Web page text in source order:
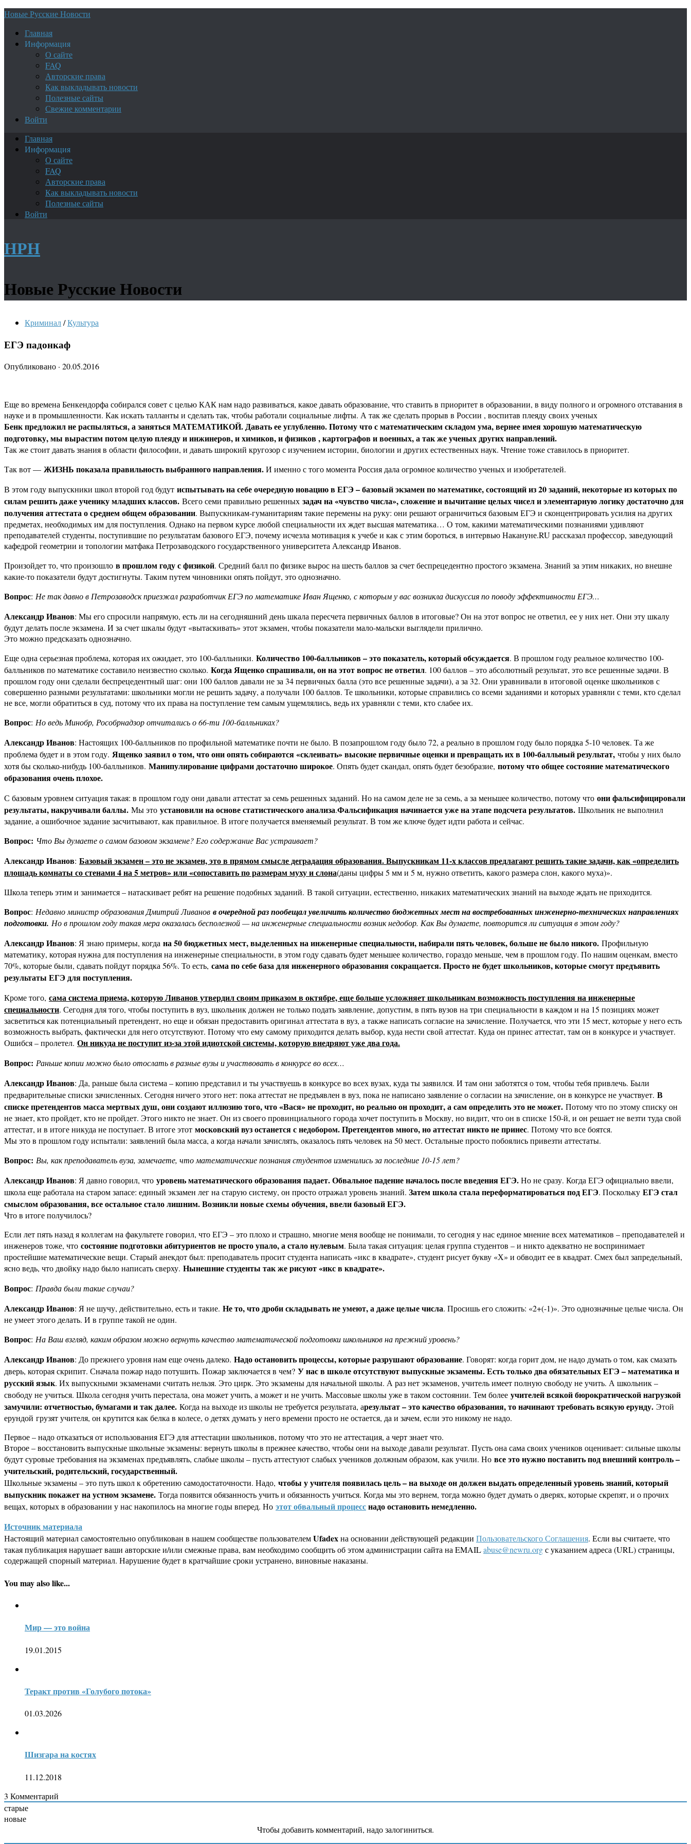
Новые Русские Новости
Главная
Информация
О сайте
FAQ
Авторские права
Как выкладывать новости
Полезные сайты
Свежие комментарии
Войти
Главная
Информация
О сайте
FAQ
Авторские права
Как выкладывать новости
Полезные сайты
Войти
НРН
Новые Русские Новости
Криминал/Культура
ЕГЭ падонкаф
Опубликовано · 20.05.2016
Еще во времена Бенкендорфа собирался совет с целью КАК нам надо развиваться, какое давать образование, что ставить в приоритет в образовании, в виду полного и огромного отставания в
науке и в промышленности. Как искать талланты и сделать так, чтобы работали социальные лифты. А так же сделать прорыв в России , воспитав плеяду своих ученых
Бенк предложил не распыляться, а заняться МАТЕМАТИКОЙ. Давать ее углубленно. Потому что с математическим складом ума, вернее имея хорошую математическую
подготовку, мы вырастим потом целую плеяду и инжинеров, и химиков, и физиков , картографов и военных, а так же ученых других направлений.
Так же стоит давать знания в области философии, и давать широкий кругозор с изучением истории, биологии и других естественных наук. Чтение тоже ставилось в приоритет.
Так вот — ЖИЗНЬ показала правильность выбранного направления.И именно с того момента Россия дала огромное количество ученых и изобретателей.
В этом году выпускники школ второй год будут испытывать на себе очередную новацию в ЕГЭ – базовый экзамен по математике, состоящий из 20 заданий, некоторые из которых по
силам решить даже ученику младших классов. Всего семи правильно решенных задач на «чувство числа», сложение и вычитание целых чисел и элементарную логику достаточно для
получения аттестата о среднем общем образовании. Выпускникам-гуманитариям такие перемены на руку: они решают ограничиться базовым ЕГЭ и сконцентрировать усилия на других
предметах, необходимых им для поступления. Однако на первом курсе любой специальности их ждет высшая математика… О том, какими математическими познаниями удивляют
преподавателей студенты, поступившие по результатам базового ЕГЭ, почему исчезла мотивация к учебе и как с этим бороться, в интервью Накануне.RU рассказал профессор, заведующий
кафедрой геометрии и топологии матфака Петрозаводского государственного университета Александр Иванов.
Произойдет то, что произошло в прошлом году с физикой. Средний балл по физике вырос на шесть баллов за счет беспрецедентно простого экзамена. Знаний за этим никаких, но внешне
какие-то показатели будут достигнуты. Таким путем чиновники опять пойдут, это однозначно.
Вопрос: Не так давно в Петрозаводск приезжал разработчик ЕГЭ по математике Иван Ященко, с которым у вас возникла дискуссия по поводу эффективности ЕГЭ…
Александр Иванов: Мы его спросили напрямую, есть ли на сегодняшний день шкала пересчета первичных баллов в итоговые? Он на этот вопрос не ответил, ее у них нет. Они эту шкалу
будут делать после экзамена. И за счет шкалы будут «вытаскивать» этот экзамен, чтобы показатели мало-мальски выглядели прилично.
Это можно предсказать однозначно.
Еще одна серьезная проблема, которая их ожидает, это 100-балльники. Количество 100-балльников – это показатель, который обсуждается. В прошлом году реальное количество 100-
балльников по математике составило неизвестно сколько. Когда Ященко спрашивали, он на этот вопрос не ответил. 100 баллов – это абсолютный результат, это все решенные задачи. В
прошлом году они сделали беспрецедентный шаг: они 100 баллов давали не за 34 первичных балла (это все решенные задачи), а за 32. Они уравнивали в итоговой оценке школьников с
совершенно разными результатами: школьники могли не решить задачу, а получали 100 баллов. Те школьники, которые справились со всеми заданиями и которых уравняли с теми, кто сделал
не все, могли обратиться в суд, потому что их права на поступление тем самым ущемлялись, ведь их уравняли с теми, кто слабее их.
Вопрос: Но ведь Минобр, Рособрнадзор отчитались о 66-ти 100-балльниках?
Александр Иванов: Настоящих 100-балльников по профильной математике почти не было. В позапрошлом году было 72, а реально в прошлом году было порядка 5-10 человек. Та же
проблема будет и в этом году. Ященко заявил о том, что они опять собираются «склеивать» высокие первичные оценки и превращать их в 100-балльный результат, чтобы у них было
хотя бы сколько-нибудь 100-балльников. Манипулирование цифрами достаточно широкое. Опять будет скандал, опять будет безобразие, потому что общее состояние математического
образования очень плохое.
С базовым уровнем ситуация такая: в прошлом году они давали аттестат за семь решенных заданий. Но на самом деле не за семь, а за меньшее количество, потому что они фальсифицировали
результаты, накручивали баллы. Мы это установили на основе статистического анализа.Фальсификация начинается уже на этапе подсчета результатов. Школьник не выполнил
задание, а ошибочное задание засчитывают, как правильное. В итоге получается вменяемый результат. В том же ключе будет идти работа и сейчас.
Вопрос: Что Вы думаете о самом базовом экзамене? Его содержание Вас устраивает?
Александр Иванов: Базовый экзамен – это не экзамен, это в прямом смысле деградация образования. Выпускникам 11-х классов предлагают решить такие задачи, как «определить
площадь комнаты со стенами 4 на 5 метров» или «сопоставить по размерам муху и слона(даны цифры 5 мм и 5 м, нужно ответить, какого размера слон, какого муха)».
Школа теперь этим и занимается – натаскивает ребят на решение подобных заданий. В такой ситуации, естественно, никаких математических знаний на выходе ждать не приходится.
Вопрос: Недавно министр образования Дмитрий Ливанов в очередной раз пообещал увеличить количество бюджетных мест на востребованных инженерно-технических направлениях
подготовки. Но в прошлом году такая мера оказалась бесполезной — на инженерные специальности возник недобор. Как Вы думаете, повторится ли ситуация в этом году?
Александр Иванов: Я знаю примеры, когда на 50 бюджетных мест, выделенных на инженерные специальности, набирали пять человек, больше не было никого. Профильную
математику, которая нужна для поступления на инженерные специальности, в этом году сдавать будет меньшее количество, гораздо меньше, чем в прошлом году. По нашим оценкам, вместо
70%, которые были, сдавать пойдут порядка 56%. То есть, сама по себе база для инженерного образования сокращается. Просто не будет школьников, которые смогут предъявить
результаты ЕГЭ для поступления.
Кроме того, сама система приема, которую Ливанов утвердил своим приказом в октябре, еще больше усложняет школьникам возможность поступления на инженерные
специальности. Сегодня для того, чтобы поступить в вуз, школьник должен не только подать заявление, допустим, в пять вузов на три специальности в каждом и на 15 позициях может
засветиться как потенциальный претендент, но еще и обязан предоставить оригинал аттестата в вуз, а также написать согласие на зачисление. Получается, что эти 15 мест, которые у него есть
возможность выбрать, фактически для него отсутствуют. Потому что ему самому приходится делать выбор, куда нести свой аттестат. Куда он принес аттестат, там он в конкурсе и участвует.
Ошибся – пролетел. Он никуда не поступит из-за этой идиотской системы, которую внедряют уже два года.
Вопрос: Раньше копии можно было отослать в разные вузы и участвовать в конкурсе во всех…
Александр Иванов: Да, раньше была система – копию представил и ты участвуешь в конкурсе во всех вузах, куда ты заявился. И там они заботятся о том, чтобы тебя привлечь. Были
предварительные списки зачисленных. Сегодня ничего этого нет: пока аттестат не предъявлен в вуз, пока не написано заявление о согласии на зачисление, он в конкурсе не участвует. В
списке претендентов масса мертвых душ, они создают иллюзию того, что «Вася» не проходит, но реально он проходит, а сам определить это не может. Потому что по этому списку он
не знает, кто пройдет, кто не пройдет. Этого никто не знает. Он из своего провинциального города хочет поступить в Москву, но видит, что он в списке 150-й, и он решает не везти туда свой
аттестат, и в итоге никуда не поступает. В итоге этот московский вуз останется с недобором. Претендентов много, но аттестат никто не принес. Потому что все боятся.
Мы это в прошлом году испытали: заявлений была масса, а когда начали зачислять, оказалось пять человек на 50 мест. Остальные просто побоялись привезти аттестаты.
Вопрос: Вы, как преподаватель вуза, замечаете, что математические познания студентов изменились за последние 10-15 лет?
Александр Иванов: Я давно говорил, что уровень математического образования падает. Обвальное падение началось после введения ЕГЭ.Но не сразу. Когда ЕГЭ официально ввели,
школа еще работала на старом запасе: единый экзамен лег на старую систему, он просто отражал уровень знаний. Затем школа стала переформатироваться под ЕГЭ. Поскольку ЕГЭ стал
смыслом образования, все остальное стало лишним. Возникли новые схемы обучения, ввели базовый ЕГЭ.
Что в итоге получилось?
Если лет пять назад я коллегам на факультете говорил, что ЕГЭ – это плохо и страшно, многие меня вообще не понимали, то сегодня у нас единое мнение всех математиков – преподавателей и
инженеров тоже, что состояние подготовки абитуриентов не просто упало, а стало нулевым. Была такая ситуация: целая группа студентов – и никто адекватно не воспринимает
простейшие математические вещи. Старый анекдот был: преподаватель просит студента написать «икс в квадрате», студент рисует букву «Х» и обводит ее в квадрат. Смех был запредельный,
ясно ведь, что двойку надо было написать сверху. Нынешние студенты так же рисуют «икс в квадрате».
Вопрос: Правда были такие случаи?
Александр Иванов: Я не шучу, действительно, есть и такие. Не то, что дроби складывать не умеют, а даже целые числа. Просишь его сложить: «2+(-1)». Это однозначные целые числа. Он
не умеет этого делать. И в группе такой не один.
Вопрос: На Ваш взгляд, каким образом можно вернуть качество математической подготовки школьников на прежний уровень?
Александр Иванов: До прежнего уровня нам еще очень далеко. Надо остановить процессы, которые разрушают образование. Говорят: когда горит дом, не надо думать о том, как смазать
дверь, которая скрипит. Сначала пожар надо потушить. Пожар заключается в чем? У нас в школе отсутствуют выпускные экзамены. Есть только два обязательных ЕГЭ – математика и
русский язык. Их выпускными экзаменами считать нельзя. Это цирк. Это экзамены для начальной школы. А раз нет экзаменов, учитель имеет полную свободу не учить. А школьник –
свободу не учиться. Школа сегодня учить перестала, она может учить, а может и не учить. Массовые школы уже в таком состоянии. Тем более учителей всякой бюрократической нагрузкой
замучили: отчетностью, бумагами и так далее. Когда на выходе из школы не требуется результата, арезультат – это качество образования, то начинают требовать всякую ерунду. Этой
ерундой грузят учителя, он крутится как белка в колесе, о детях думать у него времени просто не остается, да и зачем, если это никому не надо.
Первое – надо отказаться от использования ЕГЭ для аттестации школьников, потому что это не аттестация, а черт знает что.
Второе – восстановить выпускные школьные экзамены: вернуть школы в прежнее качество, чтобы они на выходе давали результат. Пусть она сама своих учеников оценивает: сильные школы
будут суровые требования на экзаменах предъявлять, слабые школы – пусть аттестуют слабых учеников должным образом, как учили. Но все это нужно поставить под внешний контроль –
учительский, родительский, государственный.
Школьные экзамены – это путь школ к обретению самодостаточности. Надо, чтобы у учителя появилась цель – на выходе он должен выдать определенный уровень знаний, который
выпускник покажет на устном экзамене. Тогда появится обязанность учить и обязанность учиться. Когда мы это вернем, тогда можно будет думать о дверях, которые скрепят, и о прочих
вещах, которых в образовании у нас накопилось на многие годы вперед. Но этот обвальный процесснадо остановить немедленно.
Источник материала
Настоящий материал самостоятельно опубликован в нашем сообществе пользователемUfadexна основании действующей редакции Пользовательского Соглашения. Если вы считаете, что
такая публикация нарушает ваши авторские и/или смежные права, вам необходимо сообщить об этом администрации сайта на EMAILabuse@newru.orgс указанием адреса (URL) страницы,
содержащей спорный материал. Нарушение будет в кратчайшие сроки устранено, виновные наказаны.
You may also like...
Мир — это война
19.01.2015
Теракт против «Голубого потока»
01.03.2026
Шизгара на костях
11.12.2018
3 Комментарий
старые
новые
Чтобы добавить комментарий, надо залогиниться.